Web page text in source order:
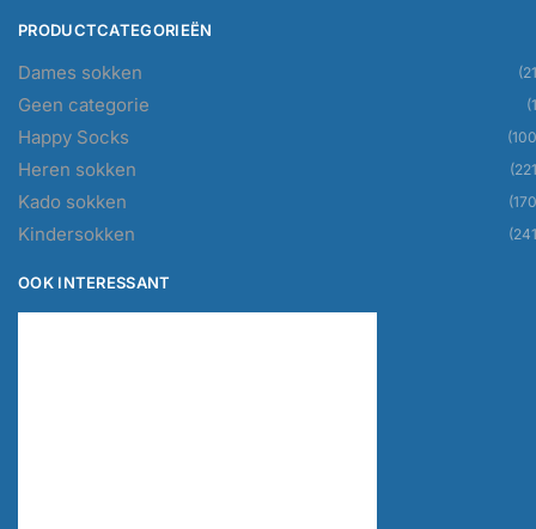
PRODUCTCATEGORIEËN
Dames sokken
Geen categorie
Happy Socks
Heren sokken
Kado sokken
Kindersokken
OOK INTERESSANT